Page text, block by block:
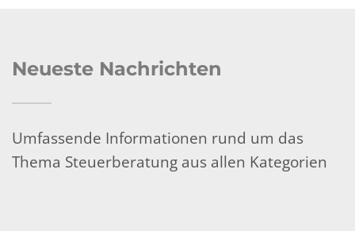
Neueste Nachrichten
Umfassende Informationen rund um das
Thema Steuerberatung aus allen Kategorien